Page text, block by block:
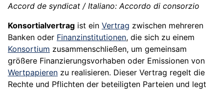
Accord de syndicat / Italiano: Accordo di consorzio
Konsortialvertrag ist ein Vertrag zwischen mehreren
Banken oder Finanzinstitutionen, die sich zu einem
Konsortium zusammenschließen, um gemeinsam
größere Finanzierungsvorhaben oder Emissionen von
Wertpapieren zu realisieren. Dieser Vertrag regelt die
Rechte und Pflichten der beteiligten Parteien und legt